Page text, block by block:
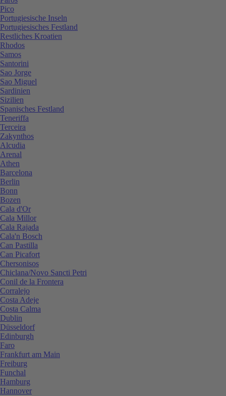
Pico
Portugiesische Inseln
Portugiesisches Festland
Restliches Kroatien
Rhodos
Samos
Santorini
Sao Jorge
Sao Miguel
Sardinien
Sizilien
Spanisches Festland
Teneriffa
Terceira
Zakynthos
Alcudia
Arenal
Athen
Barcelona
Berlin
Bonn
Bozen
Cala d'Or
Cala Millor
Cala Rajada
Cala'n Bosch
Can Pastilla
Can Picafort
Chersonisos
Chiclana/Novo Sancti Petri
Conil de la Frontera
Corralejo
Costa Adeje
Costa Calma
Dublin
Düsseldorf
Edinburgh
Faro
Frankfurt am Main
Freiburg
Funchal
Hamburg
Hannover